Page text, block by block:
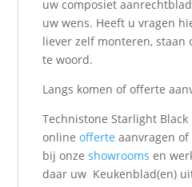
uw composiet
uw wens. Heeft u vragen
liever zelf monteren, staan
te woord.
Langs komen of offerte
Technistone Starlight
onlineofferte aanvragen
bij onzeshowrooms en
daar uw Keukenblad(en)